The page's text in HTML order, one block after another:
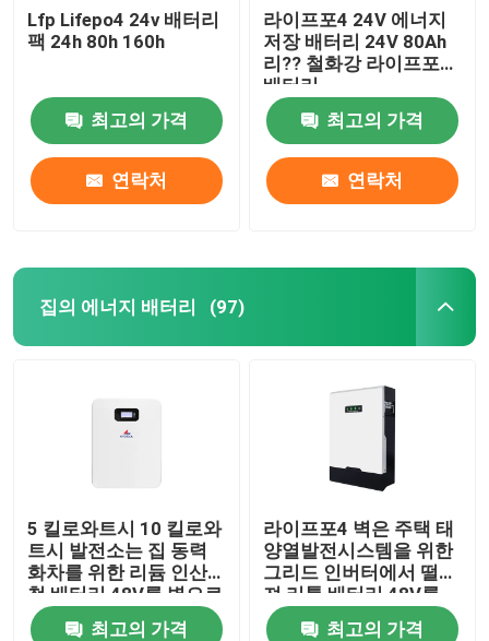
Lfp Lifepo4 24v 배터리
팩 24h 80h 160h
최고의 가격
연락처
라이프포4 24V 에너지
저장 배터리 24V 80Ah
리?? 철화강 라이프포4
배터리
최고의 가격
연락처
집의 에너지 배터리 (97)
5 킬로와트시 10 킬로와
트시 발전소는 집 동력
화차를 위한 리듐 인산
철 배터리 48V를 벽으로
둘러쌉니다
최고의 가격
라이프포4 벽은 주택 태
양열발전시스템을 위한
그리드 인버터에서 떨어
져 리튬 배터리 48V를
탑재했습니다
최고의 가격